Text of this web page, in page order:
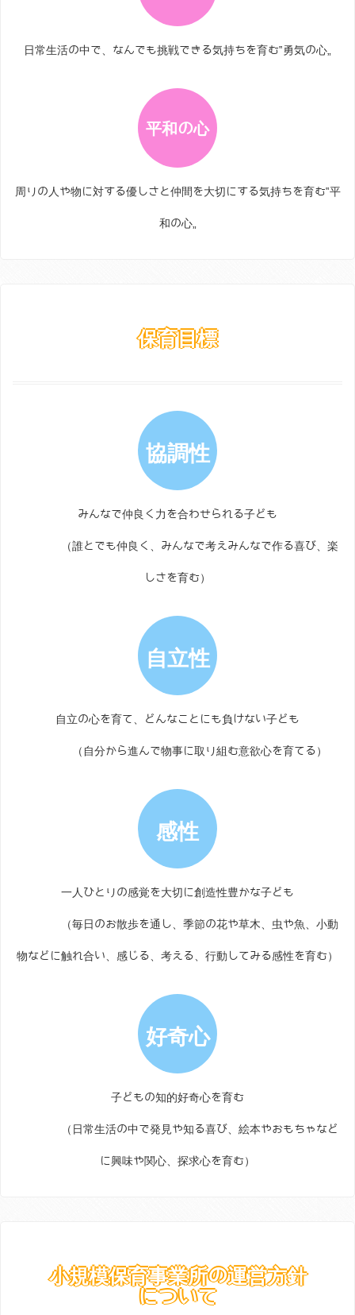
日常生活の中で、なんでも挑戦できる気持ちを育む‟勇気の心„
平和の心
周りの人や物に対する優しさと仲間を大切にする気持ちを育む‟平
和の心„
保育目標
協調性
みんなで仲良く力を合わせられる子ども
（誰とでも仲良く、みんなで考えみんなで作る喜び、楽
しさを育む）
自立性
自立の心を育て、どんなことにも負けない子ども
（自分から進んで物事に取り組む意欲心を育てる）
感性
一人ひとりの感覚を大切に創造性豊かな子ども
（毎日のお散歩を通し、季節の花や草木、虫や魚、小動
物などに触れ合い、感じる、考える、行動してみる感性を育む）
好奇心
子どもの知的好奇心を育む
（日常生活の中で発見や知る喜び、絵本やおもちゃなど
に興味や関心、探求心を育む）
小規模保育事業所の運営方針
について